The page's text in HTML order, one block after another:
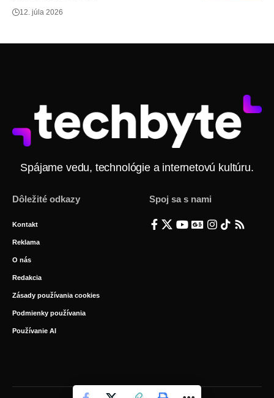
12. júla 2026
Spájame vedu, technológie a internetovú kultúru.
Dôležité odkazy
Kontakt
Reklama
O nás
Redakcia
Zásady používania cookies
Podmienky používania
Používanie AI
Spoj sa s nami